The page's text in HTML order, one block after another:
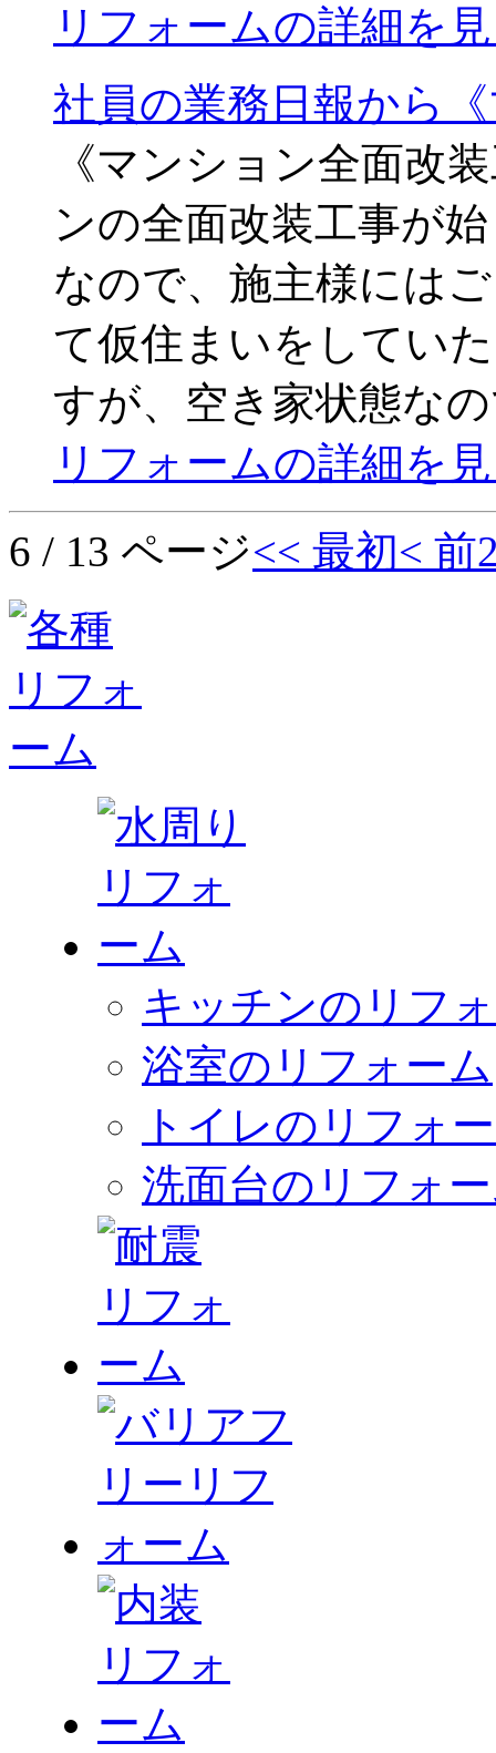
リフォームの詳細を
社員の業務日報から
《マンション全面改
ンの全面改装工事が
なので、施主様には
て仮住まいをしてい
すが、空き家状態な
リフォームの詳細を
6 / 13 ページ<< 最初< 前
キッチンのリフ
浴室のリフォーム
トイレのリフォ
洗面台のリフォ